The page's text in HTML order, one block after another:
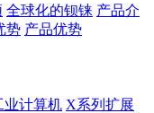
全球化的钡铼 产品介
势 产品优势
业计算机 X系列扩展